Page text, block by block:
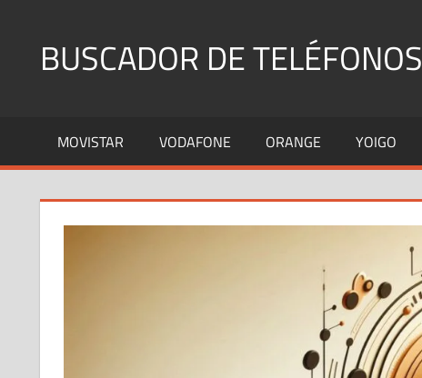
contenidoBUSCADOR DE TELÉFONOS
Fijos
y
MOVISTAR VODAFONE ORANGE YOIGO